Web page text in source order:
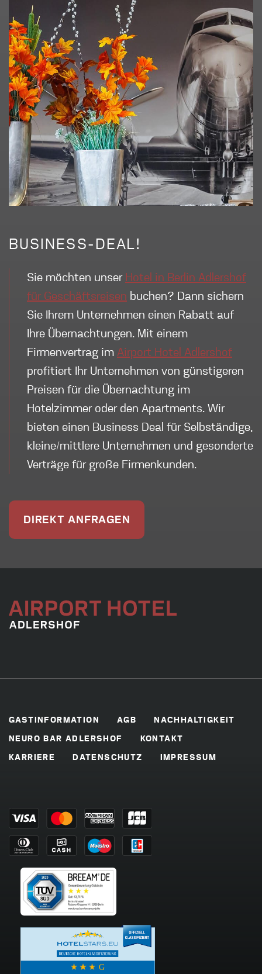
BUSINESS-DEAL!
Sie möchten unser Hotel in Berlin Adlershof
für Geschäftsreisen buchen? Dann sichern
Sie Ihrem Unternehmen einen Rabatt auf
Ihre Übernachtungen. Mit einem
Firmenvertrag im Airport Hotel Adlershof
profitiert Ihr Unternehmen von günstigeren
Preisen für die Übernachtung im
Hotelzimmer oder den Apartments. Wir
bieten einen Business Deal für Selbständige,
kleine/mittlere Unternehmen und gesonderte
Verträge für große Firmenkunden.
DIREKT ANFRAGEN
GASTINFORMATION AGB NACHHALTIGKEIT
NEURO BAR ADLERSHOF KONTAKT
KARRIERE DATENSCHUTZ IMPRESSUM